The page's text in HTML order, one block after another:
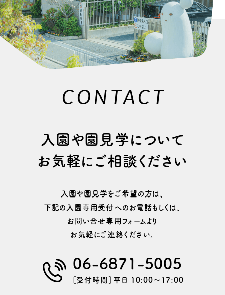
CONTACT
⼊園や園⾒学について
お気軽にご相談ください
⼊園や園⾒学をご希望の⽅は、
下記の⼊園専⽤受付へのお電話もしくは、
お問い合せ専用フォームより
お気軽にご連絡ください。
06-6871-5005
［受付時間］平日 10:00〜17:00